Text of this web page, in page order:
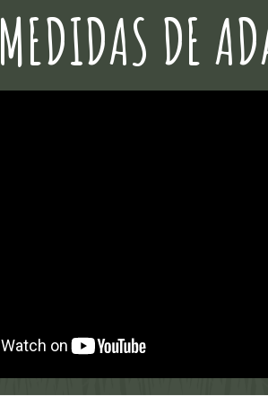
MEDIDAS DE